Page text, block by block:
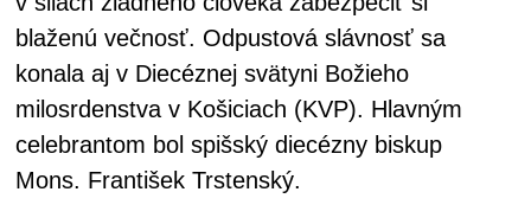
blaženú večnosť. Odpustová slávnosť sa
konala aj v Diecéznej svätyni Božieho
milosrdenstva v Košiciach (KVP). Hlavným
celebrantom bol spišský diecézny biskup
Mons. František Trstenský.